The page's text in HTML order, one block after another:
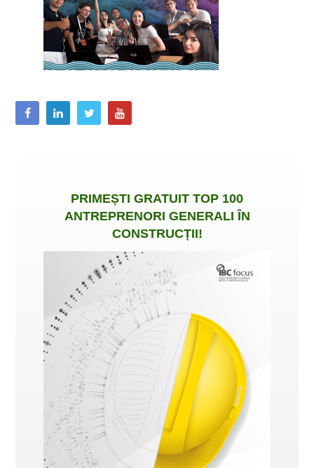
PRIMEȘTI GRATUIT TOP 100
ANTREPRENORI GENERALI ÎN
CONSTRUCȚII!